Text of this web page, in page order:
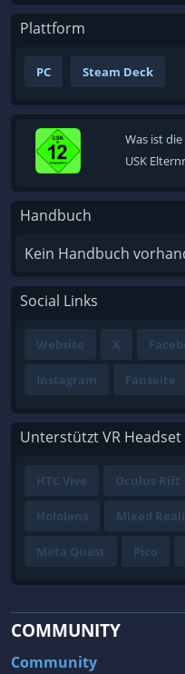
Plattform
PC Steam Deck
Was ist
USK
Handbuch
Kein Handbuch
Social Links
Website X
Instagram Fanseite
Unterstützt VR Headset
HTC Vive Oculus Rift
Hololens Mixed
Meta Quest Pico
COMMUNITY
Community